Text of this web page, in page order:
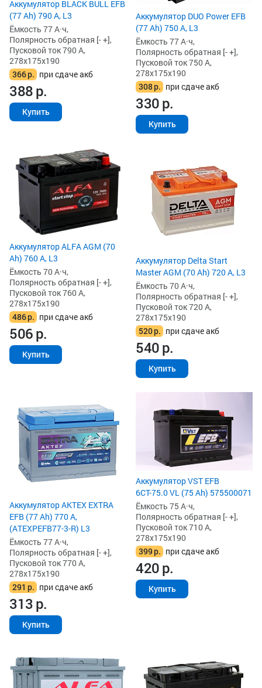
Аккумулятор BLACK BULL EFB
(77 Ah) 790 А, L3
Ёмкость 77 А·ч,
Полярность обратная [- +],
Пусковой ток 790 А,
278x175x190
366р. при сдаче акб
388р.
Купить
Аккумулятор DUO Power EFB
(77 Ah) 750 А, L3
Ёмкость 77 А·ч,
Полярность обратная [- +],
Пусковой ток 750 А,
278x175x190
308р. при сдаче акб
330р.
Купить
Аккумулятор ALFA AGM (70
Ah) 760 А, L3
Ёмкость 70 А·ч,
Полярность обратная [- +],
Пусковой ток 760 А,
278x175x190
486р. при сдаче акб
506р.
Купить
Аккумулятор Delta Start
Master AGM (70 Ah) 720 А, L3
Ёмкость 70 А·ч,
Полярность обратная [- +],
Пусковой ток 720 А,
278x175x190
520р. при сдаче акб
540р.
Купить
Аккумулятор AKTEX EXTRA
EFB (77 Ah) 770 А,
(ATEXPEFB77-3-R) L3
Ёмкость 77 А·ч,
Полярность обратная [- +],
Пусковой ток 770 А,
278x175x190
291 р. при сдаче акб
313р.
Купить
Аккумулятор VST EFB
6СТ-75.0 VL (75 Ah) 575500071
Ёмкость 75 А·ч,
Полярность обратная [- +],
Пусковой ток 710 А,
278x175x190
399р. при сдаче акб
420р.
Купить